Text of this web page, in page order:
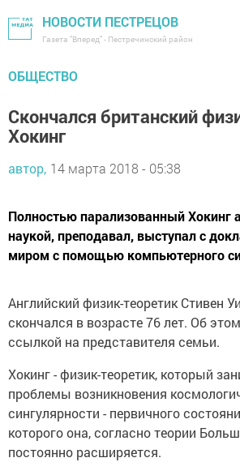
НОВОСТИ ПЕСТРЕЦОВ
Газета "Вперед" - Пестречинский район
ОБЩЕСТВО
Скончался британский
Хокинг
автор, 14 марта 2018 - 05:38
Полностью парализованный Хокинг
наукой, преподавал, выступал с
миром с помощью компьютерного
Английский физик-теоретик Стивен
скончался в возрасте 76 лет. Об
ссылкой на представителя семьи.
Хокинг - физик-теоретик, который
проблемы возникновения
сингулярности - первичного
которого она, согласно теории
постоянно расширяется.